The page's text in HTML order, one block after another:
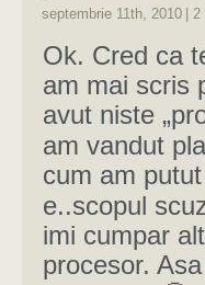
septembrie 11th, 2010 2
Ok. Cred ca
am mai scris
avut niste
am vandut
cum am
e..scopul
imi cumpar
procesor.